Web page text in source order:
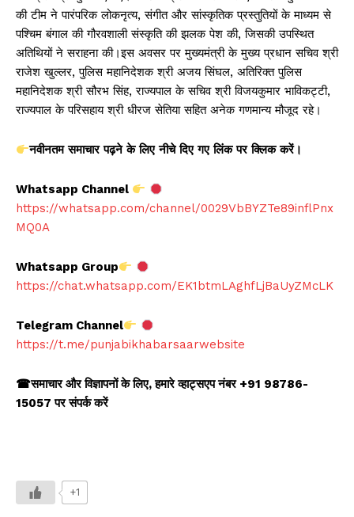
की टीम ने पारंपरिक लोकनृत्य, संगीत और सांस्कृतिक प्रस्तुतियों के माध्यम से
पश्चिम बंगाल की गौरवशाली संस्कृति की झलक पेश की, जिसकी उपस्थित
अतिथियों ने सराहना की।इस अवसर पर मुख्यमंत्री के मुख्य प्रधान सचिव श्री
राजेश खुल्लर, पुलिस महानिदेशक श्री अजय सिंघल, अतिरिक्त पुलिस
महानिदेशक श्री सौरभ सिंह, राज्यपाल के सचिव श्री विजयकुमार भाविकट्टी,
राज्यपाल के परिसहाय श्री धीरज सेतिया सहित अनेक गणमान्य मौजूद रहे।
नवीनतम समाचार पढ़ने के लिए नीचे दिए गए लिंक पर क्लिक करें।
Whatsapp Channel
https://whatsapp.com/channel/0029VbBYZTe89inflPnx
MQ0A
Whatsapp Group
https://chat.whatsapp.com/EK1btmLAghfLjBaUyZMcLK
Telegram Channel
https://t.me/punjabikhabarsaarwebsite
☎समाचार और विज्ञापनों के लिए,हमारे व्हाट्सएप नंबर +91 98786-
15057 पर संपर्क करें
+1